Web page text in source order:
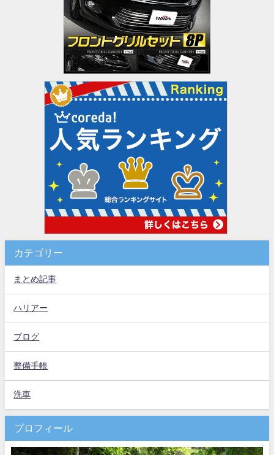
カテゴリー
まとめ記事
ハリアー
ブログ
整備手帳
洗車
プロフィール